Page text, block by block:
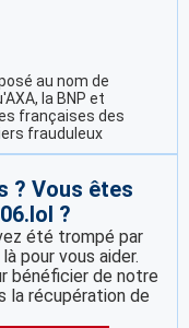
au nom de
la BNP et
françaises des
frauduleux
? Vous êtes
?
été trompé par
pour vous aider.
bénéficier de notre
la récupération de